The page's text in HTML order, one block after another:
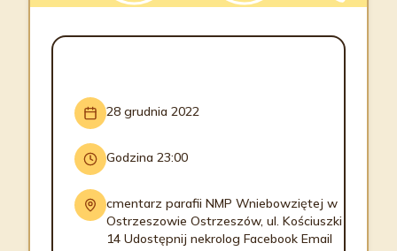
28 grudnia 2022
Godzina 23:00
cmentarz parafii NMP Wniebowziętej w
Ostrzeszowie Ostrzeszów, ul. Kościuszki
14 Udostępnij nekrolog Facebook Email